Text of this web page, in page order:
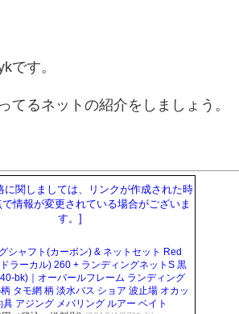
です。
てるネットの紹介をしましょう。
シャフト(カーボン) & ネットセット Red
ラーカル) 260 + ランディングネットS 黒
bk)｜オーバールフレーム ランディング
タモ網 柄 淡水バス ショア 波止場 オカッ
具 アジング メバリング ルアー ベイト